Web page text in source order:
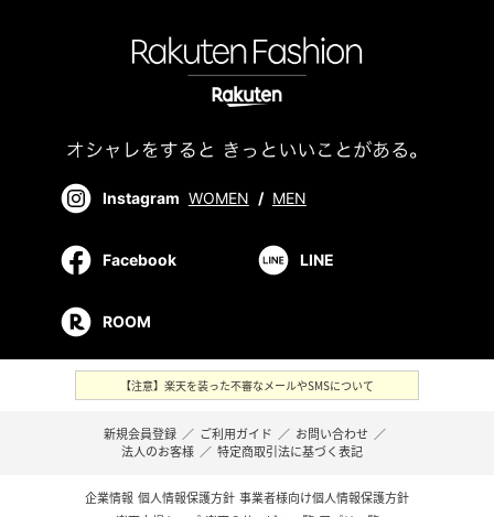
Instagram WOMEN / MEN
Facebook LINE
ROOM
【注意】楽天を装った不審なメールやSMSについて
新規会員登録 ／ ご利用ガイド ／ お問い合わせ ／
法人のお客様 ／ 特定商取引法に基づく表記
企業情報 個人情報保護方針 事業者様向け個人情報保護方針